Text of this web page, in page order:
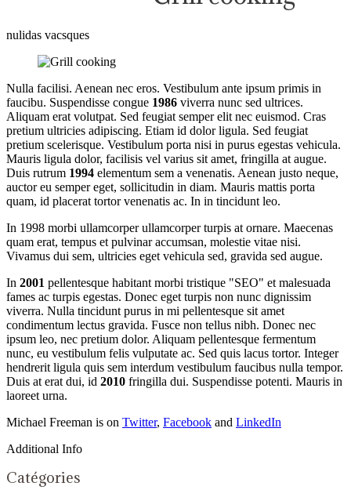
nulidas vacsques
Nulla facilisi. Aenean nec eros. Vestibulum ante ipsum primis in
faucibu. Suspendisse congue 1986 viverra nunc sed ultrices.
Aliquam erat volutpat. Sed feugiat semper elit nec euismod. Cras
pretium ultricies adipiscing. Etiam id dolor ligula. Sed feugiat
pretium scelerisque. Vestibulum porta nisi in purus egestas vehicula.
Mauris ligula dolor, facilisis vel varius sit amet, fringilla at augue.
Duis rutrum 1994 elementum sem a venenatis. Aenean justo neque,
auctor eu semper eget, sollicitudin in diam. Mauris mattis porta
quam, id placerat tortor venenatis ac. In in tincidunt leo.
In 1998 morbi ullamcorper ullamcorper turpis at ornare. Maecenas
quam erat, tempus et pulvinar accumsan, molestie vitae nisi.
Vivamus dui sem, ultricies eget vehicula sed, gravida sed augue.
In 2001 pellentesque habitant morbi tristique "SEO" et malesuada
fames ac turpis egestas. Donec eget turpis non nunc dignissim
viverra. Nulla tincidunt purus in mi pellentesque sit amet
condimentum lectus gravida. Fusce non tellus nibh. Donec nec
ipsum leo, nec pretium dolor. Aliquam pellentesque fermentum
nunc, eu vestibulum felis vulputate ac. Sed quis lacus tortor. Integer
hendrerit ligula quis sem interdum vestibulum faucibus nulla tempor.
Duis at erat dui, id 2010 fringilla dui. Suspendisse potenti. Mauris in
laoreet urna.
Michael Freeman is on Twitter, Facebook and LinkedIn
Additional Info
Catégories